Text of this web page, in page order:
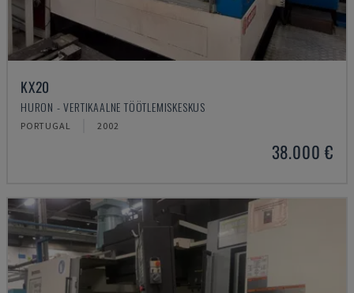
KX20
HURON - VERTIKAALNE TÖÖTLEMISKESKUS
PORTUGAL 2002
38.000 €